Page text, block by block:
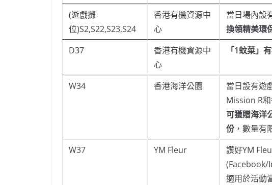
(遊戲攤
位)S2,S22,S23,S24
香港有機資源中
心
當日場內設
換領精美環
D37
香港有機資源中
心
「1蚊菜」
W34 香港海洋公園
當日設有遊
Mission R
可獲贈海洋
份 ，數量有
W37
YM Fleur
讚好YM
(Facebook/
適用於活動